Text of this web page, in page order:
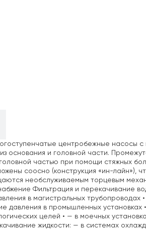
центробежные насосы
основания и головной части.
частью при помощи стяжных
соосно (конструкция «ин-лайн»),
необслуживаемым торцевым
Фильтрация и перекачивание
в магистральных трубопроводах
давления в промышленных
целей • — в моечных
жидкости: — в системах